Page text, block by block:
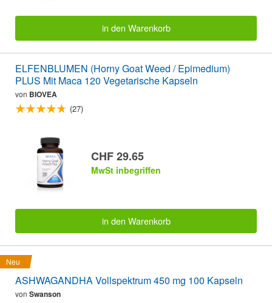
in den Warenkorb
ELFENBLUMEN (Horny Goat Weed / Epimedium)
PLUS Mit Maca 120 Vegetarische Kapseln
von BIOVEA
(27)
CHF 29.65
MwSt inbegriffen
in den Warenkorb
Neu
ASHWAGANDHA Vollspektrum 450 mg 100 Kapseln
von Swanson